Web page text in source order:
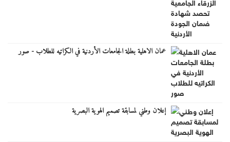
عمان الاهلية بطلة الجامعات الأردنية في الكراتيه للطلاب - صور
إعلان وطني لمسابقة تصميم الهوية البصرية